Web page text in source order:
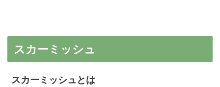
スカーミッシュ
スカーミッシュとは